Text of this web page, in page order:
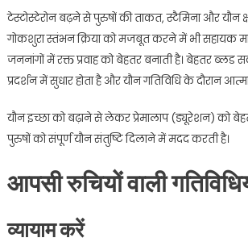
टेस्टोस्टेरोन बढ़ने से पुरुषों की ताकत, स्टैमिना और यौन
गोकशुरा स्तंभन क्रिया को मजबूत करने में भी सहायक
जननांगों में रक्त प्रवाह को बेहतर बनाती है। बेहतर
प्रदर्शन में सुधार होता है और यौन गतिविधि के दौरान
यौन इच्छा को बढ़ाने से लेकर प्रेमालाप (ड्यूरेशन) को
पुरुषों को संपूर्ण यौन संतुष्टि दिलाने में मदद करती है।
आपसी रुचियों वाली
व्यायाम करें